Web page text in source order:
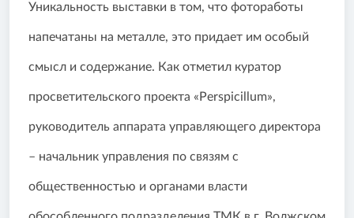
Уникальность выставки в том, что фотоработы
напечатаны на металле, это придает им особый
смысл и содержание. Как отметил куратор
просветительского проекта «Perspicillum»,
руководитель аппарата управляющего директора
– начальник управления по связям с
общественностью и органами власти